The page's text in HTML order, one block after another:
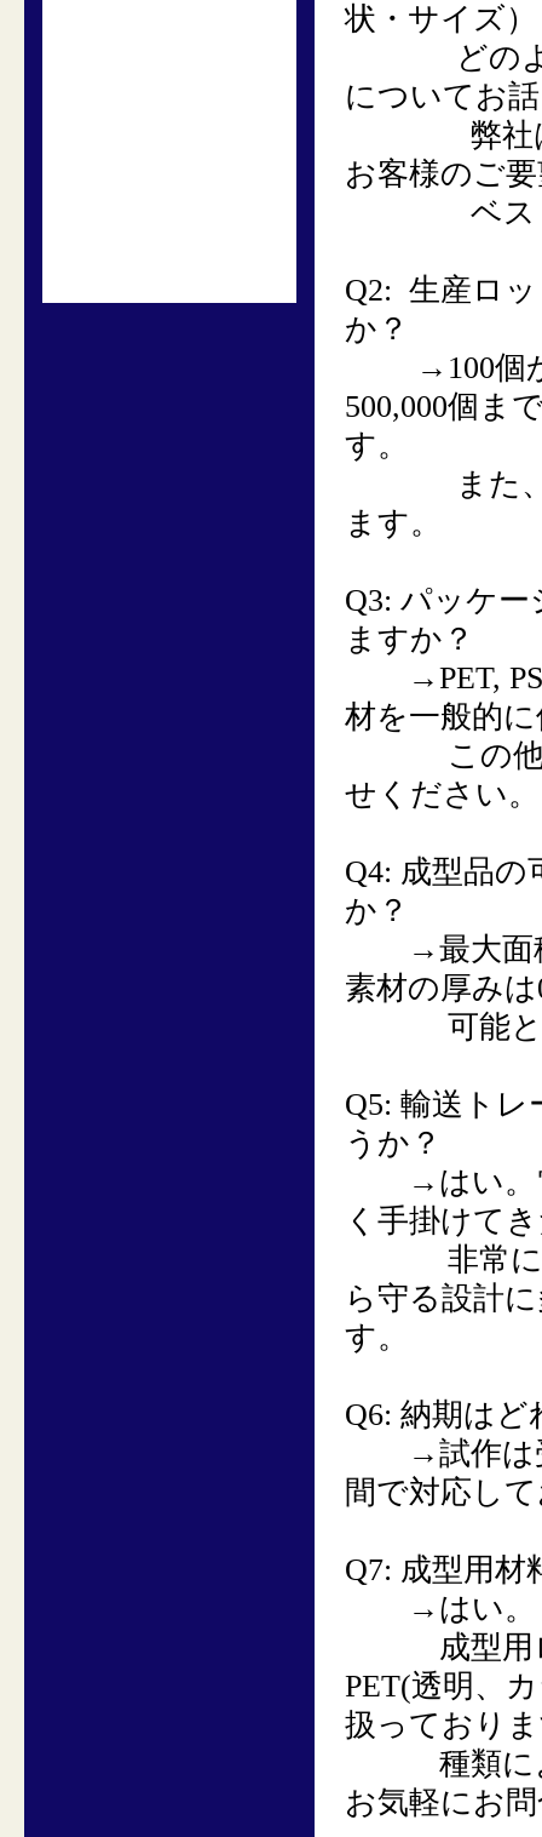
状・サイズ
どのよう
についてお
弊社は設
お客様のご
ベストな
Q2: 生産ロ
か？
→ 100個
500,000個ま
す。
また
ます。
Q3: パッケー
ますか？
→PET,
材を一般的
この他に
せください。
Q4: 成型品の
か？
→最大面
素材の厚み
可能とな
Q5: 輸送トレ
うか？
→ はい。
く手掛けて
非常に繊
ら守る設計
す。
Q6: 納期はど
→試作は
間で対応し
Q7: 成型用材
→ はい。
成型用ロ
PET(透明、
扱っており
種類によ
お気軽にお